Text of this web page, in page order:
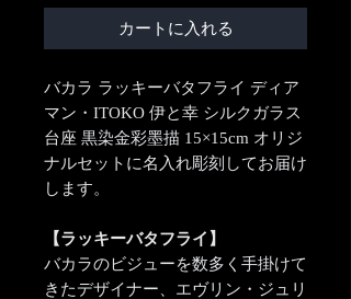
カートに入れる
バカラ ラッキーバタフライ ディア
マン・ITOKO 伊と幸 シルクガラス
台座 黒染金彩墨描 15×15cm オリジ
ナルセットに名入れ彫刻してお届け
します。
【ラッキーバタフライ】
バカラのビジューを数多く手掛けて
きたデザイナー、エヴリン・ジュリ